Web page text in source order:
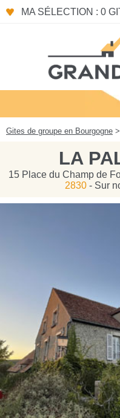
MA SÉLECTION : 0
Gites de groupe en Bourgogne >
LA
15 Place du Champ de
2830- Sur
Panneau de gestion des